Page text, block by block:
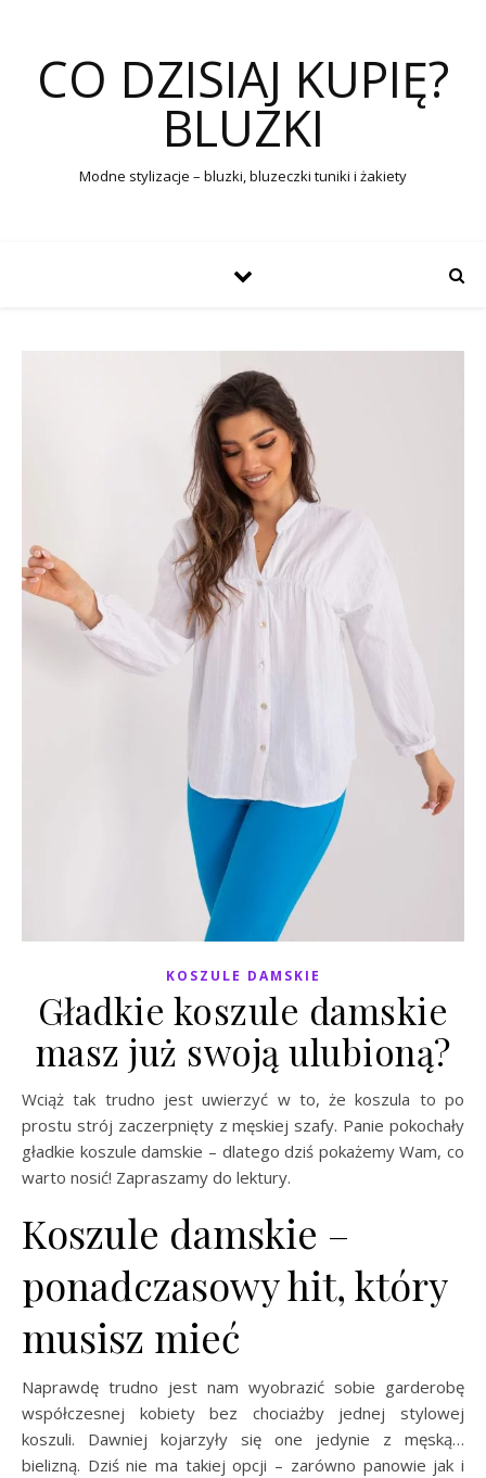
CO DZISIAJ KUPIĘ?
BLUZKI
Modne stylizacje – bluzki, bluzeczki tuniki i żakiety
KOSZULE DAMSKIE
Gładkie koszule damskie
masz już swoją ulubioną?
Wciąż tak trudno jest uwierzyć w to, że koszula to po
prostu strój zaczerpnięty z męskiej szafy. Panie pokochały
gładkie koszule damskie – dlatego dziś pokażemy Wam, co
warto nosić! Zapraszamy do lektury.
Koszule damskie –
ponadczasowy hit, który
musisz mieć
Naprawdę trudno jest nam wyobrazić sobie garderobę
współczesnej kobiety bez chociażby jednej stylowej
koszuli. Dawniej kojarzyły się one jedynie z męską…
bielizną. Dziś nie ma takiej opcji – zarówno panowie jak i